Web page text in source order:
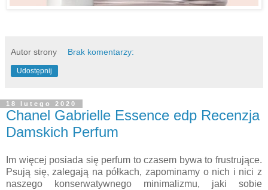
Autor strony Brak komentarzy:
Udostępnij
18 lutego 2020
Chanel Gabrielle Essence edp Recenzja
Damskich Perfum
Im więcej posiada się perfum to czasem bywa to frustrujące.
Psują się, zalegają na półkach, zapominamy o nich i nici z
naszego konserwatywnego minimalizmu, jaki sobie